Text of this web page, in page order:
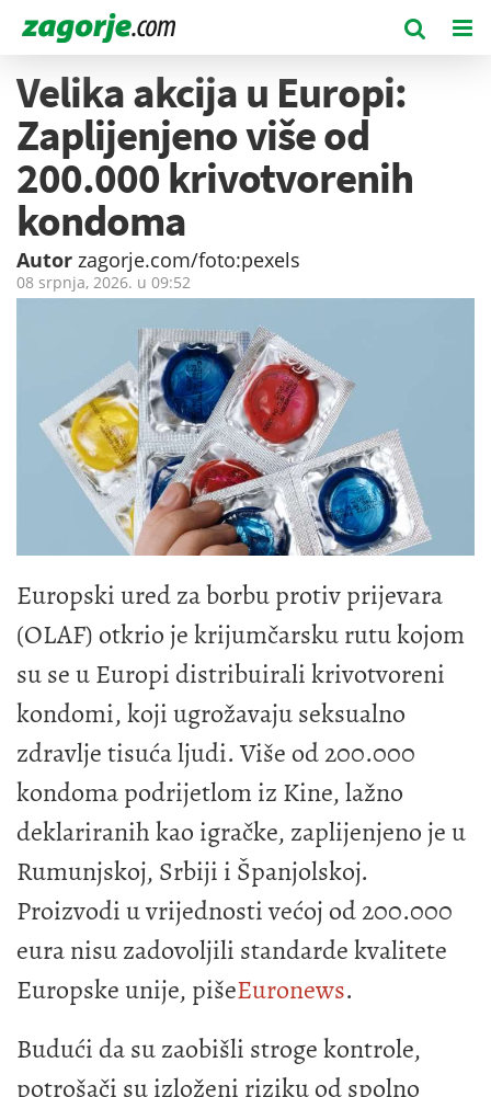
Velika akcija u Europi:
Zaplijenjeno više od
200.000 krivotvorenih
kondoma
Autor zagorje.com/foto:pexels
08 srpnja, 2026. u 09:52
Europski ured za borbu protiv prijevara
(OLAF) otkrio je krijumčarsku rutu kojom
su se u Europi distribuirali krivotvoreni
kondomi, koji ugrožavaju seksualno
zdravlje tisuća ljudi. Više od 200.000
kondoma podrijetlom iz Kine, lažno
deklariranih kao igračke, zaplijenjeno je u
Rumunjskoj, Srbiji i Španjolskoj.
Proizvodi u vrijednosti većoj od 200.000
eura nisu zadovoljili standarde kvalitete
Europske unije, pišeEuronews.
Budući da su zaobišli stroge kontrole,
potrošači su izloženi riziku od spolno